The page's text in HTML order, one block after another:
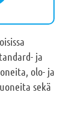
ja
olo- ja
sekä